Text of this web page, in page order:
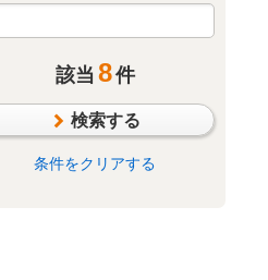
該当 8件
検索する
条件をクリアする